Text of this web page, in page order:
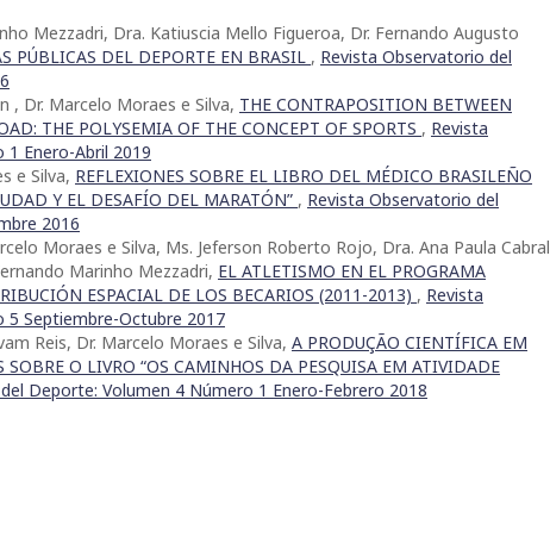
Mezzadri, Dra. Katiuscia Mello Figueroa, Dr. Fernando Augusto
PÚBLICAS DEL DEPORTE EN BRASIL , Revista Observatorio del
, Dr. Marcelo Moraes e Silva, THE CONTRAPOSITION BETWEEN
THE POLYSEMIA OF THE CONCEPT OF SPORTS , Revista
Enero-Abril 2019
e Silva, REFLEXIONES SOBRE EL LIBRO DEL MÉDICO BRASILEÑO
Y EL DESAFÍO DEL MARATÓN” , Revista Observatorio del
2016
Moraes e Silva, Ms. Jeferson Roberto Rojo, Dra. Ana Paula Cabral
Marinho Mezzadri, EL ATLETISMO EN EL PROGRAMA
ESPACIAL DE LOS BECARIOS (2011-2013) , Revista
Septiembre-Octubre 2017
Reis, Dr. Marcelo Moraes e Silva, A PRODUÇÃO CIENTÍFICA EM
O LIVRO “OS CAMINHOS DA PESQUISA EM ATIVIDADE
Deporte: Volumen 4 Número 1 Enero-Febrero 2018